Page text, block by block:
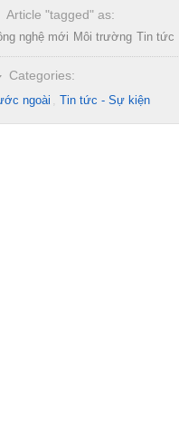
Article "tagged" as:
nghệ mới Môi trường Tin tức
Categories:
ngoài Tin tức - Sự kiện